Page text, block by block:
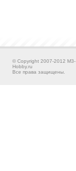
© Copyright 2007-2012 M3-
Hobby.ru
Все права защищены.